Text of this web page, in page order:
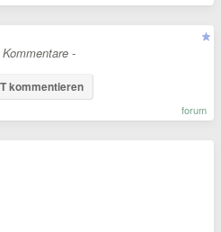
-
kommentieren
forum